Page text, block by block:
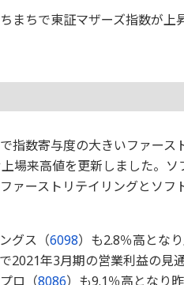
まちで東証マザーズ指数が
指数寄与度の大きいファース
場来高値を更新しました。ソ
ァーストリテイリングとソ
グス（6098）も2.8％高とな
2021年3月期の営業利益の見
ロ（8086）も9.1％高となり